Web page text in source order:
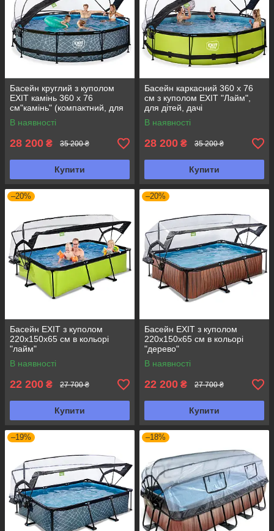
Басейн круглий з куполом
EXIT камінь 360 х 76
см"камінь" (компактний, для
дачі і розваг)
В наявності
28 200 ₴ 35 200 ₴
Купити
Басейн каркасний 360 х 76
см з куполом EXIT "Лайм",
для дітей, дачі
В наявності
28 200 ₴ 35 200 ₴
Купити
–20%
Басейн EXIT з куполом
220х150х65 см в кольорі
"лайм"
В наявності
22 200 ₴ 27 700 ₴
Купити
–20%
Басейн EXIT з куполом
220х150х65 см в кольорі
"дерево"
В наявності
22 200 ₴ 27 700 ₴
Купити
–19% –18%